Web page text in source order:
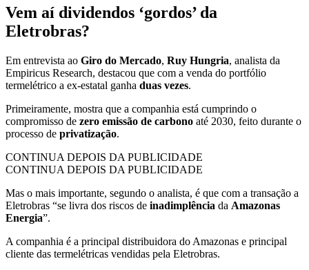
Vem aí dividendos ‘gordos’ da
Eletrobras?
Em entrevista ao Giro do Mercado, Ruy Hungria, analista da
Empiricus Research, destacou que com a venda do portfólio
termelétrico a ex-estatal ganha duas vezes.
Primeiramente, mostra que a companhia está cumprindo o
compromisso de zero emissão de carbono até 2030, feito durante o
processo de privatização.
CONTINUA DEPOIS DA PUBLICIDADE
CONTINUA DEPOIS DA PUBLICIDADE
Mas o mais importante, segundo o analista, é que com a transação a
Eletrobras “se livra dos riscos de inadimplência da Amazonas
Energia”.
A companhia é a principal distribuidora do Amazonas e principal
cliente das termelétricas vendidas pela Eletrobras.